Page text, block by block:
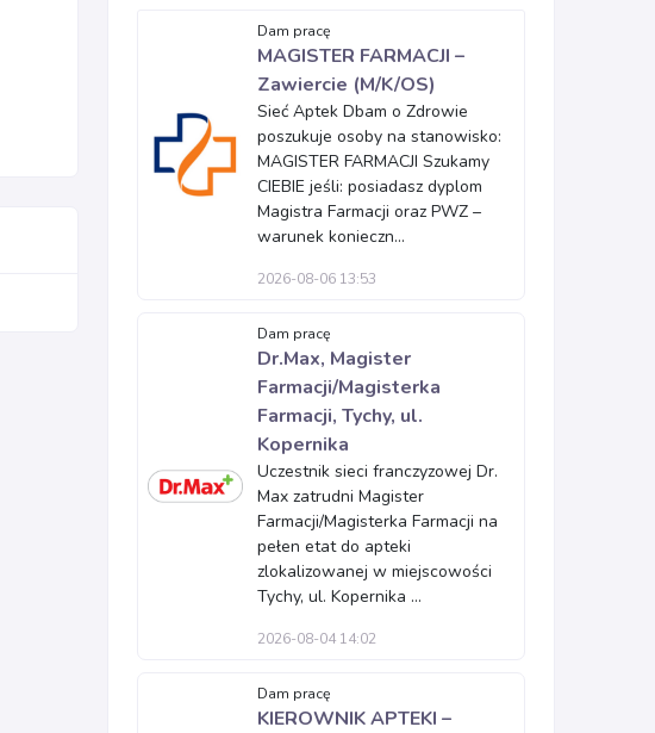
Dam pracę
MAGISTER FARMACJI –
Zawiercie (M/K/OS)
Sieć Aptek Dbam o Zdrowie
poszukuje osoby na stanowisko:
MAGISTER FARMACJI Szukamy
CIEBIE jeśli: posiadasz dyplom
Magistra Farmacji oraz PWZ –
warunek konieczn...
2026-08-06 13:53
Dam pracę
Dr.Max, Magister
Farmacji/Magisterka
Farmacji, Tychy, ul.
Kopernika
Uczestnik sieci franczyzowej Dr.
Max zatrudni Magister
Farmacji/Magisterka Farmacji na
pełen etat do apteki
zlokalizowanej w miejscowości
Tychy, ul. Kopernika ...
2026-08-04 14:02
Dam pracę
KIEROWNIK APTEKI –